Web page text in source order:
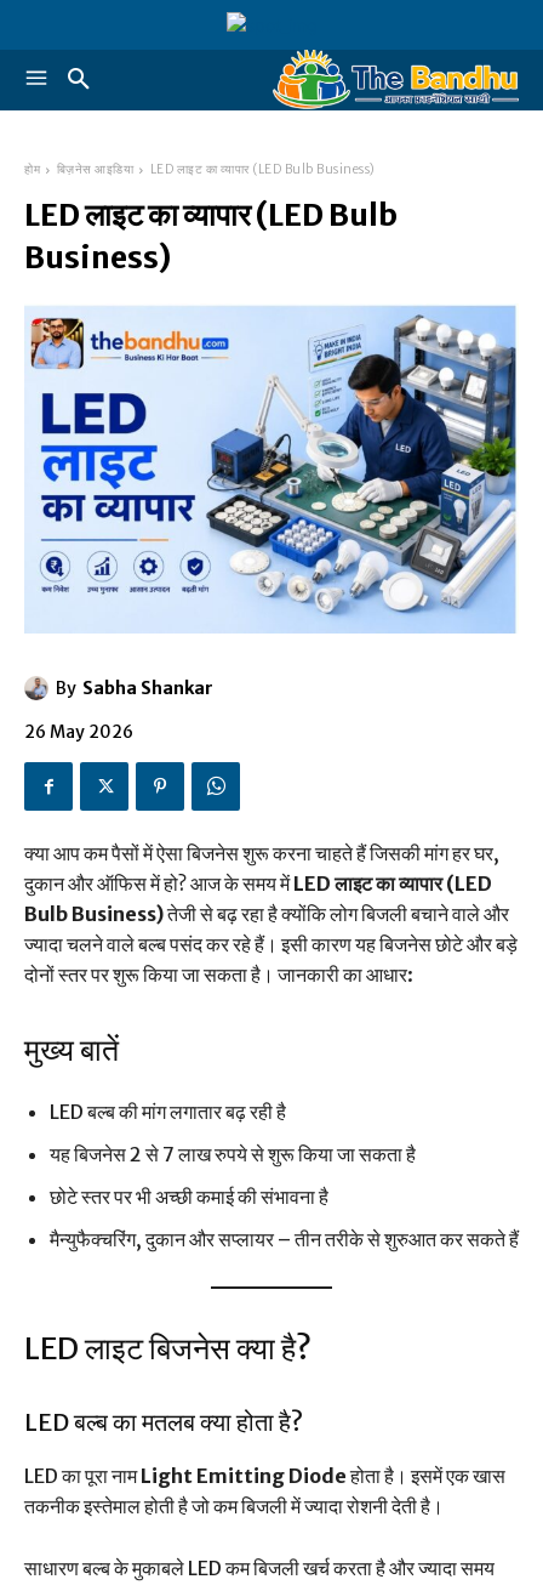
होम बिज़नेस आइडिया LED लाइट का व्यापार (LED Bulb Business)
LED लाइट का व्यापार (LED Bulb
Business)
By Sabha Shankar
26 May 2026
क्या आप कम पैसों में ऐसा बिजनेस शुरू करना चाहते हैं जिसकी मांग हर घर,
दुकान और ऑफिस में हो? आज के समय मेंLED लाइट का व्यापार (LED
Bulb Business)तेजी से बढ़ रहा है क्योंकि लोग बिजली बचाने वाले और
ज्यादा चलने वाले बल्ब पसंद कर रहे हैं। इसी कारण यह बिजनेस छोटे और बड़े
दोनों स्तर पर शुरू किया जा सकता है। जानकारी का आधार:
मुख्य बातें
LED बल्ब की मांग लगातार बढ़ रही है
यह बिजनेस 2 से 7 लाख रुपये से शुरू किया जा सकता है
छोटे स्तर पर भी अच्छी कमाई की संभावना है
मैन्युफैक्चरिंग, दुकान और सप्लायर – तीन तरीके से शुरुआत कर सकते हैं
LED लाइट बिजनेस क्या है?
LED बल्ब का मतलब क्या होता है?
LED का पूरा नामLight Emitting Diodeहोता है। इसमें एक खास
तकनीक इस्तेमाल होती है जो कम बिजली में ज्यादा रोशनी देती है।
साधारण बल्ब के मुकाबले LED कम बिजली खर्च करता है और ज्यादा समय